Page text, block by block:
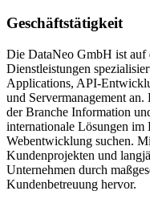
Geschäftstätigkeit
Die DataNeo GmbH ist
Dienstleistungen
Applications, API-
und Servermanagement
der Branche Information
internationale Lösungen im
Webentwicklung suchen.
Kundenprojekten und
Unternehmen durch
Kundenbetreuung hervor.